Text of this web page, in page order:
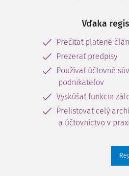
Vďaka
Prečítať platené
Prezerať predpisy
Používať účtovné
podnikateľov
Vyskúšať funkcie
Prelistovať celý
a účtovníctvo v